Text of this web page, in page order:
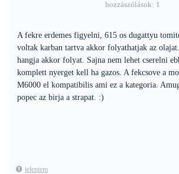
hozzászólások: 1
A fekre erdemes figyelni, 615 os dugattyu
voltak karban tartva akkor folyathatjak az
hangja akkor folyat. Sajna nem lehet cserelni
komplett nyerget kell ha gazos. A fekcsove a
M6000 el kompatibilis ami ez a kategoria.
popec az birja a strapat. :)
jelentem